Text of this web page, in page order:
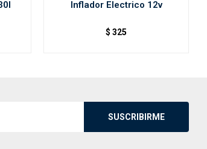
Inflador Electrico 12v
$ 325
SUSCRIBIRME